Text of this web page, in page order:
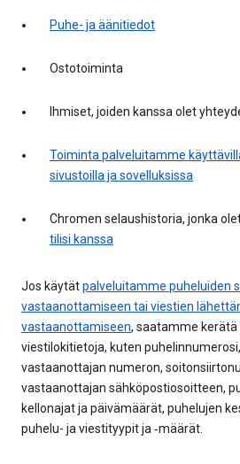
Puhe- ja äänitiedot
Ostotoiminta
Ihmiset, joiden kanssa olet
Toiminta palveluitamme
sivustoilla ja sovelluksissa
Chromen selaushistoria, jonka
tilisi kanssa
Jos käytätpalveluitamme puheluiden
vastaanottamiseen tai viestien
vastaanottamiseen, saatamme kerätä
viestilokitietoja, kuten
vastaanottajan numeron,
vastaanottajan sähköpostiosoitteen,
kellonajat ja päivämäärät, puhelujen
puhelu- ja viestityypit ja ‑määrät.